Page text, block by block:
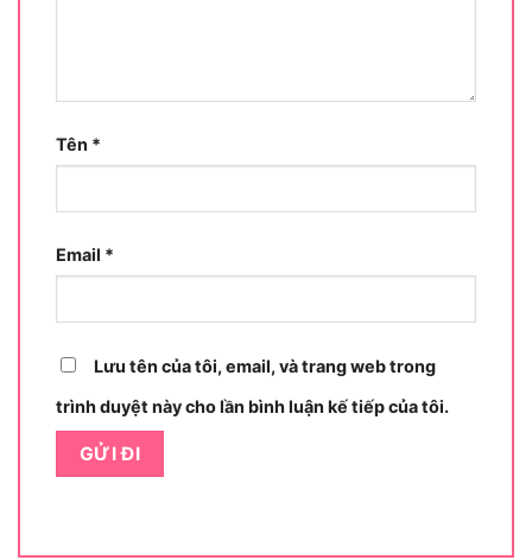
môi trường làm việc khác nhau.
Không chỉ sở hữu thiết kế nhỏ gọn, dễ cầm nắm,
thông minh, giúp người dùng thao tác thoải mái
mà không lo mệt mỏi. Dù bạn cần thực hiện các
đường cắt thẳng, cắt vát hay gia công gỗ phức
giúp nó trở thành trợ thủ đắc lực cho mọi dự án
những đặc điểm nổi bật khiến Bosch GKS 190
được ưa chuộng đến vậy.
Tên *
Email *
Lưu tên của tôi, email, và trang web trong
trình duyệt này cho lần bình luận kế tiếp của tôi.